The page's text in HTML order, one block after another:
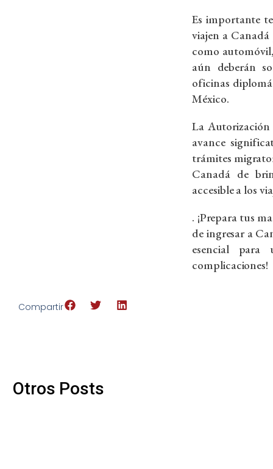
Es importante
viajen a
como
aún deberán
oficinas
México.
La Autorización
avance
trámites
Canadá de
accesible a los
. ¡Prepara tus
de ingresar a
esencial para
complicaciones!
Compartir
Otros Posts